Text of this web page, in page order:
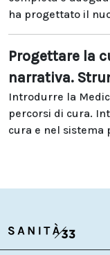
ha progettato il
Progettare la
narrativa.
Introdurre la
percorsi di cura.
cura e nel sistema